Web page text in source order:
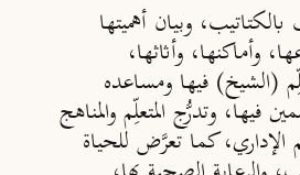
وبيان أهميتها
وأماكنها، وأثاثها،
(الشيخ) فيها ومساعده
فيها، وتدرُّج المتعلِّم والمناهج
الإداري، كما تعرَّض للحياة